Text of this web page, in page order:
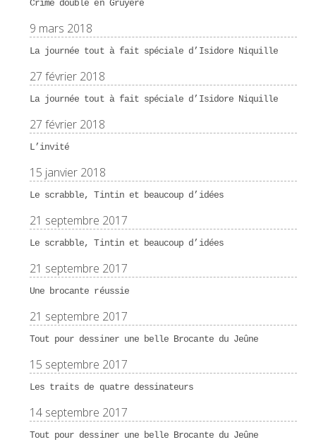
Crìme double en Gruyère
9 mars 2018
La journée tout à fait spéciale d’Isidore Niquille
27 février 2018
La journée tout à fait spéciale d’Isidore Niquille
27 février 2018
L’invité
15 janvier 2018
Le scrabble, Tintin et beaucoup d’idées
21 septembre 2017
Le scrabble, Tintin et beaucoup d’idées
21 septembre 2017
Une brocante réussie
21 septembre 2017
Tout pour dessiner une belle Brocante du Jeûne
15 septembre 2017
Les traits de quatre dessinateurs
14 septembre 2017
Tout pour dessiner une belle Brocante du Jeûne